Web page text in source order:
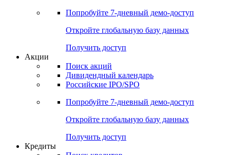
Попробуйте 7-дневный демо-доступ
Откройте глобальную базу данных
Получить доступ
Акции
Поиск акций
Дивидендный календарь
Российские IPO/SPO
Попробуйте 7-дневный демо-доступ
Откройте глобальную базу данных
Получить доступ
Кредиты